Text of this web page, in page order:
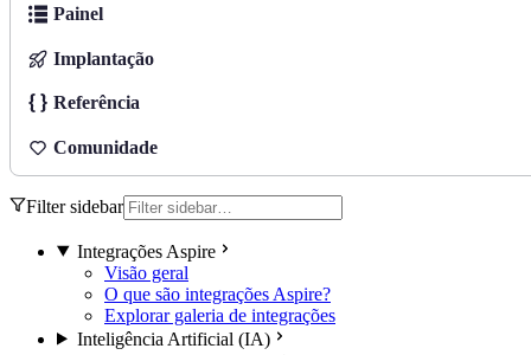
Painel
Implantação
Referência
Comunidade
Filter sidebar
Integrações Aspire
Visão geral
O que são integrações Aspire?
Explorar galeria de integrações
Inteligência Artificial (IA)